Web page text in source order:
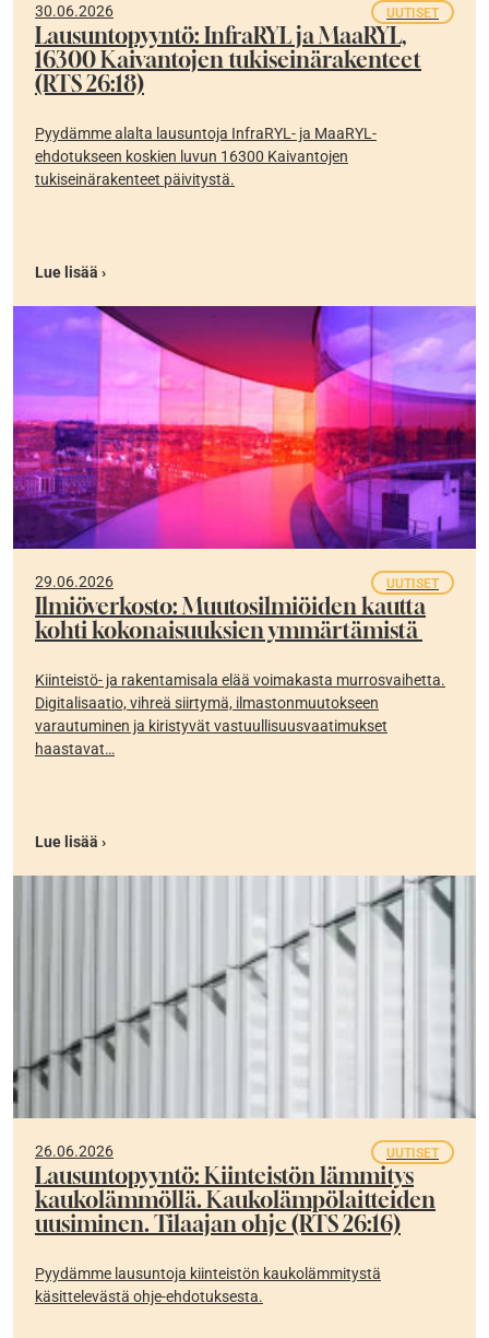
30.06.2026 UUTISET
Lausuntopyyntö: InfraRYL ja MaaRYL,
16300 Kaivantojen tukiseinärakenteet
(RTS 26:18)
Pyydämme alalta lausuntoja InfraRYL- ja MaaRYL-
ehdotukseen koskien luvun 16300 Kaivantojen
tukiseinärakenteet päivitystä.
Lue lisää ›
29.06.2026 UUTISET
Ilmiöverkosto: Muutosilmiöiden kautta
kohti kokonaisuuksien ymmärtämistä
Kiinteistö- ja rakentamisala elää voimakasta murrosvaihetta.
Digitalisaatio, vihreä siirtymä, ilmastonmuutokseen
varautuminen ja kiristyvät vastuullisuusvaatimukset
haastavat…
Lue lisää ›
26.06.2026 UUTISET
Lausuntopyyntö: Kiinteistön lämmitys
kaukolämmöllä. Kaukolämpölaitteiden
uusiminen. Tilaajan ohje (RTS 26:16)
Pyydämme lausuntoja kiinteistön kaukolämmitystä
käsittelevästä ohje-ehdotuksesta.